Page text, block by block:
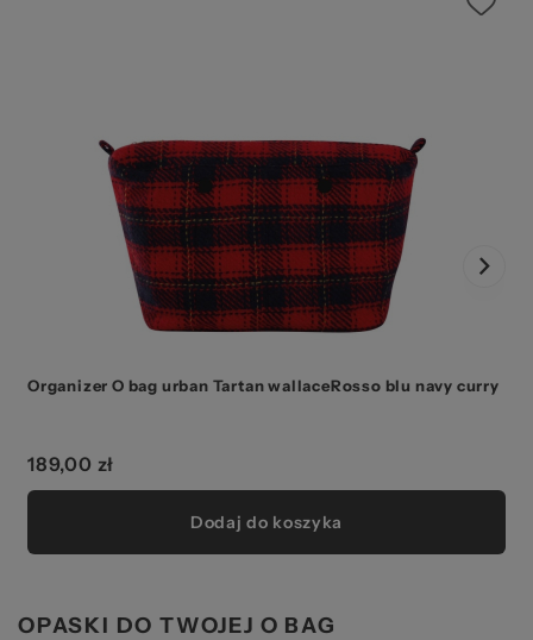
Organizer O bag urban Tartan wallaceRosso blu navy curry
189,00 zł
Dodaj do koszyka
OPASKI DO TWOJEJ O BAG